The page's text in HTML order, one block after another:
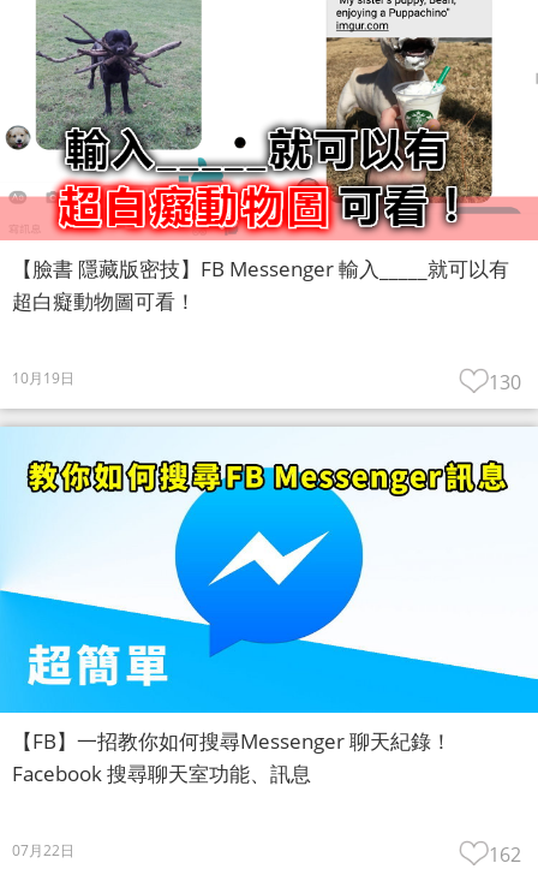
【臉書 隱藏版密技】FB Messenger 輸入_____就可以有
超白癡動物圖可看！
10月19日 130
【FB】一招教你如何搜尋Messenger 聊天紀錄！
Facebook 搜尋聊天室功能、訊息
07月22日 162